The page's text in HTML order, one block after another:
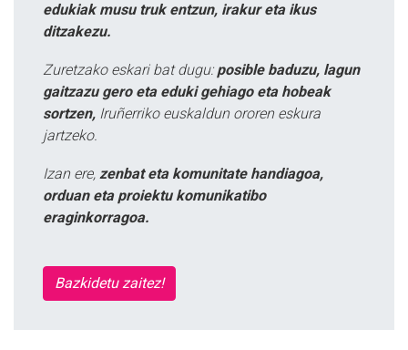
edukiak musu truk entzun, irakur eta ikus
ditzakezu.
Zuretzako eskari bat dugu: posible baduzu, lagun
gaitzazu gero eta eduki gehiago eta hobeak
sortzen, Iruñerriko euskaldun ororen eskura
jartzeko.
Izan ere, zenbat eta komunitate handiagoa,
orduan eta proiektu komunikatibo
eraginkorragoa.
Bazkidetu zaitez!